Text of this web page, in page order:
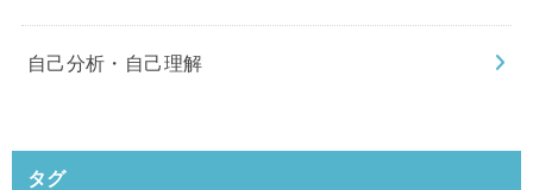
自己分析・自己理解
タグ